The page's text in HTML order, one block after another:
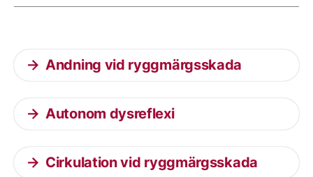
Aktuella artiklar
Andning vid ryggmärgsskada
Autonom dysreflexi
Cirkulation vid ryggmärgsskada